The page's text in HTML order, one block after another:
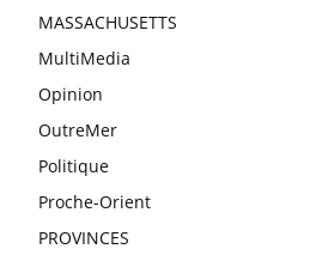
MASSACHUSETTS
MultiMedia
Opinion
OutreMer
Politique
Proche-Orient
PROVINCES